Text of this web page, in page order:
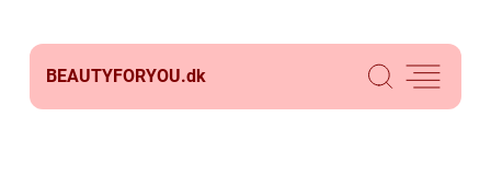
BEAUTYFORYOU.dk